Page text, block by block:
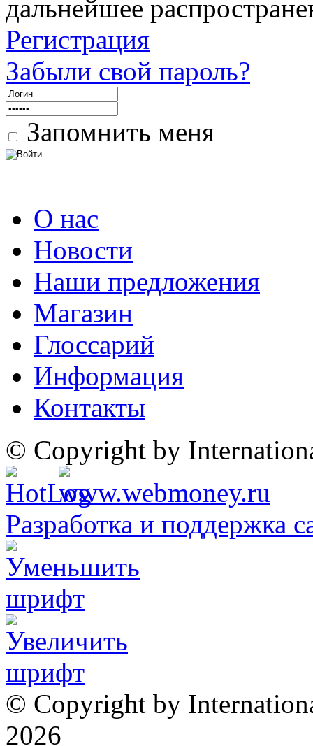
дальнейшее
Регистрация
Забыли свой пароль?
Запомнить меня
О нас
Новости
Наши предложения
Магазин
Глоссарий
Информация
Контакты
© Copyright by
Разработка и поддержка
© Copyright by
2026